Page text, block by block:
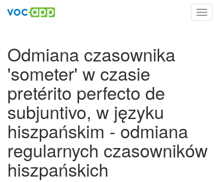
Odmiana czasownika
'someter' w czasie
pretérito perfecto de
subjuntivo, w języku
hiszpańskim - odmiana
regularnych czasowników
hiszpańskich